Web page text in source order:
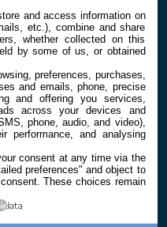
rédaction
and access information on
etc.), combine and share
whether collected on this
by some of us, or obtained
preferences, purchases,
and emails, phone, precise
and offering you services,
across your devices and
phone, audio, and video),
performance, and analysing
consent at any time via the
preferences" and object to
These choices remain